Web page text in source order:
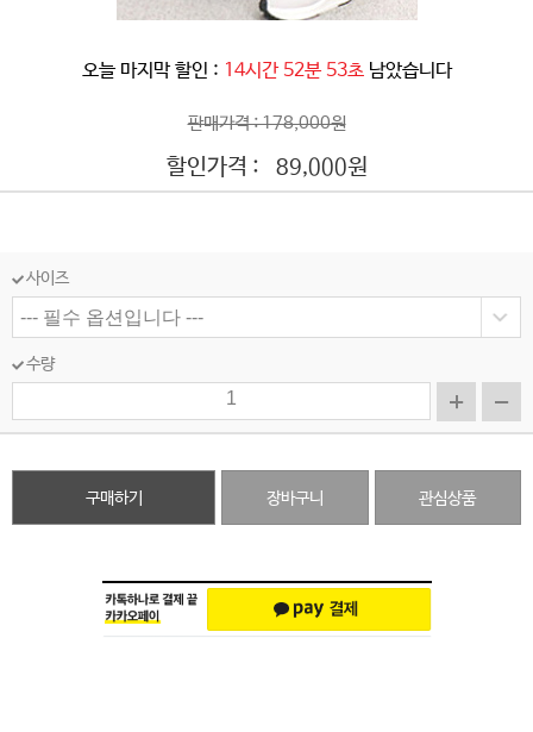
오늘 마지막 할인 : 14시간 52분 51초 남았습니다
판매가격 : 178,000원
할인가격 : 89,000원
사이즈
수량
구매하기 장바구니 관심상품